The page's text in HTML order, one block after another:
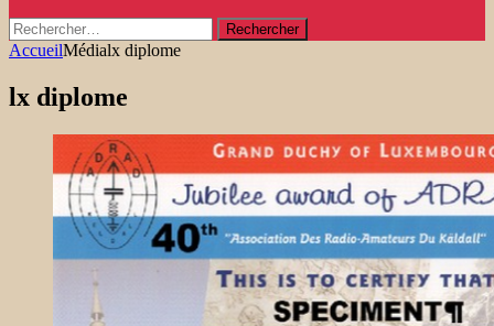
Rechercher :
AccueilMédialx diplome
lx diplome